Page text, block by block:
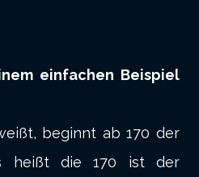
einfachen Beispiel
beginnt ab 170 der
heißt die 170 ist der